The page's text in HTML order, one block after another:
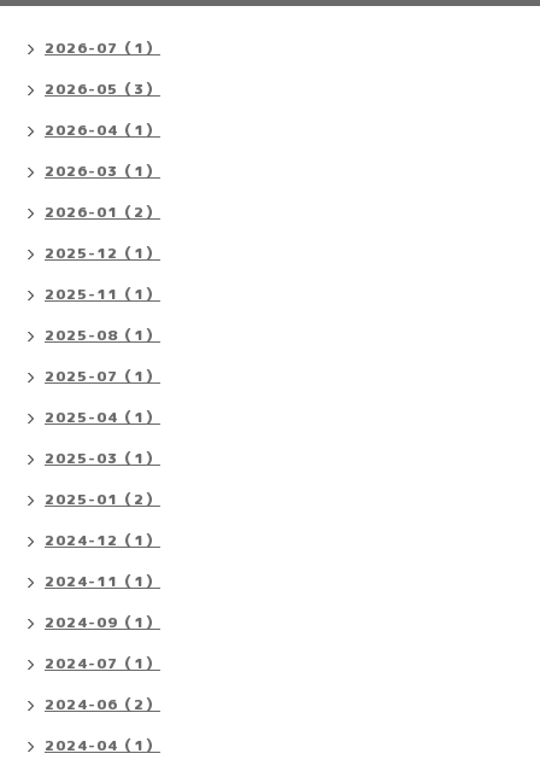
2026-07（1）
2026-05（3）
2026-04（1）
2026-03（1）
2026-01（2）
2025-12（1）
2025-11（1）
2025-08（1）
2025-07（1）
2025-04（1）
2025-03（1）
2025-01（2）
2024-12（1）
2024-11（1）
2024-09（1）
2024-07（1）
2024-06（2）
2024-04（1）